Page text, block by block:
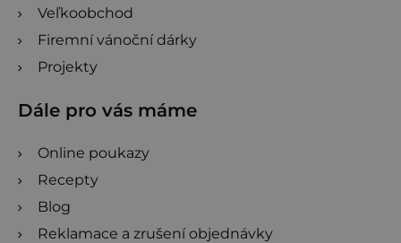
Veľkoobchod
Firemní vánoční dárky
Projekty
Dále pro vás máme
Online poukazy
Recepty
Blog
Reklamace a zrušení objednávky